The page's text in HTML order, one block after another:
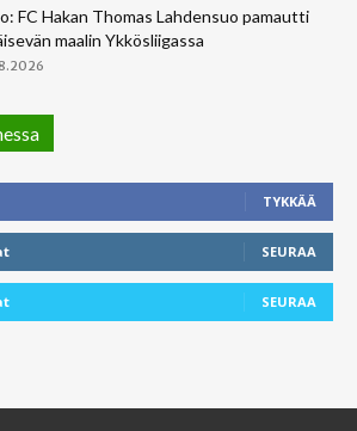
FC Hakan Thomas Lahdensuo pamautti
maalin Ykkösliigassa
TYKKÄÄ
SEURAA
SEURAA